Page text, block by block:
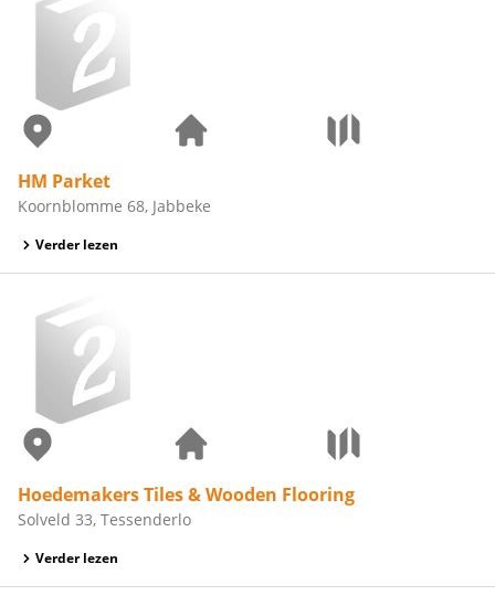
HM Parket
Koornblomme 68, Jabbeke
Verder lezen
Hoedemakers Tiles & Wooden Flooring
Solveld 33, Tessenderlo
Verder lezen